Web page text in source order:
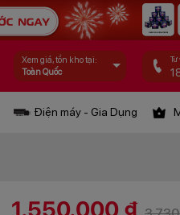
Xem giá, tồn kho tại:
Toàn Quốc
Tư
Điện máy - Gia Dụng